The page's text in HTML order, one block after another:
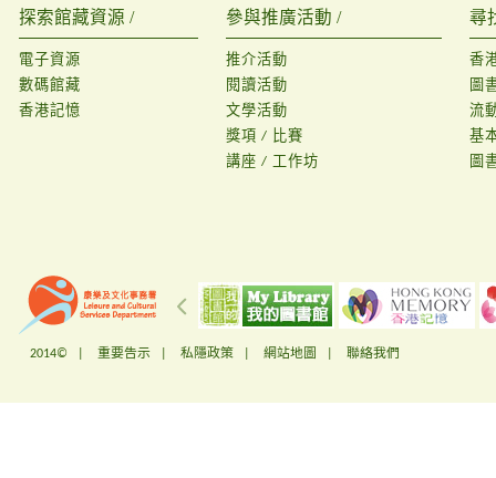
探索館藏資源 /
電子資源
數碼館藏
香港記憶
參與推廣活動 /
推介活動
閱讀活動
文學活動
獎項 / 比賽
講座 / 工作坊
尋
香
圖
流
基
圖
2014© | 重要告示 私隱政策 網站地圖 聯絡我們